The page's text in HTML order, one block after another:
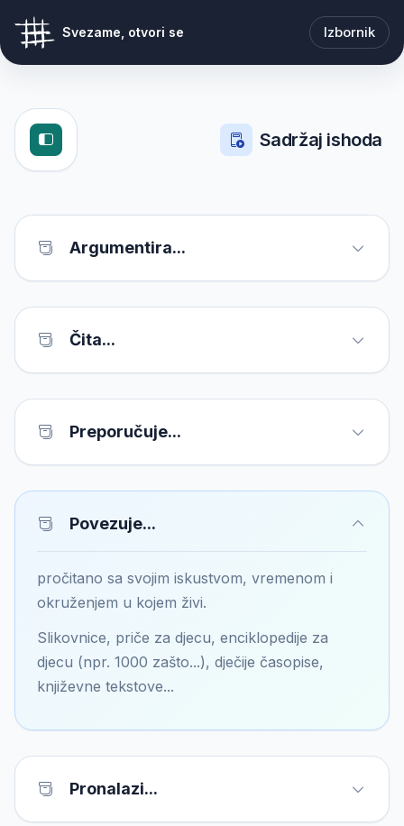
Svezame, otvori se Izbornik
Sadržaj ishoda
Argumentira...
Čita...
Preporučuje...
Povezuje...
pročitano sa svojim iskustvom, vremenom i
okruženjem u kojem živi.
Slikovnice, priče za djecu, enciklopedije za
djecu (npr. 1000 zašto...), dječije časopise,
književne tekstove...
Pronalazi...